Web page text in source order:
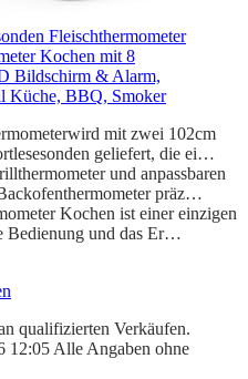
Fleischthermometer
Kochen mit 8
Bildschirm & Alarm,
Küche, BBQ, Smoker
mit zwei 102cm
geliefert, die ei…
und anpassbaren
präz…
Kochen ist einer einzigen
Bedienung und das Er…
qualifizierten Verkäufen.
12:05 Alle Angaben ohne